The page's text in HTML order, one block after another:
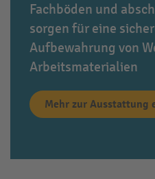
Fachböden und
sorgen für eine
Aufbewahrung von
Arbeitsmaterialien
Mehr zur Ausstattung